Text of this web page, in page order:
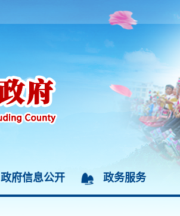
政府信息公开 政务服务